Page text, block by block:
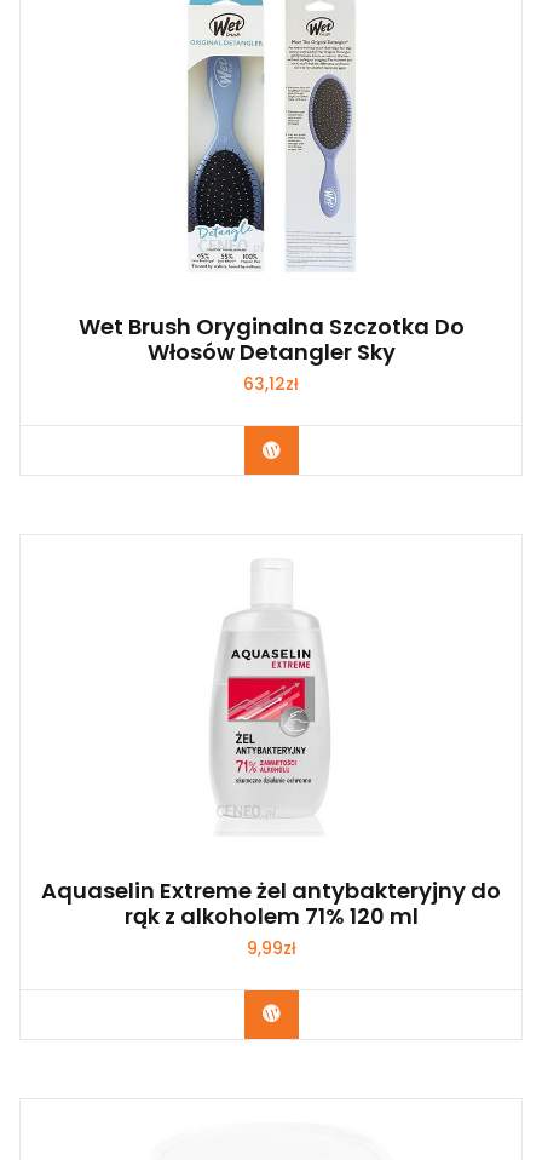
Wet Brush Oryginalna Szczotka Do
Włosów Detangler Sky
63,12zł
Zobacz
Aquaselin Extreme żel antybakteryjny do
rąk z alkoholem 71% 120 ml
9,99zł
Zobacz